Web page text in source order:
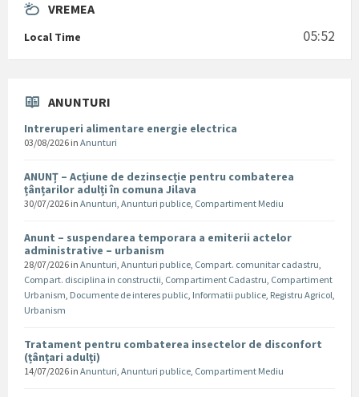
VREMEA
Local Time 05:52
ANUNTURI
Intreruperi alimentare energie electrica
03/08/2026 in Anunturi
ANUNȚ – Acțiune de dezinsecție pentru combaterea
țânțarilor adulți în comuna Jilava
30/07/2026 in Anunturi, Anunturi publice, Compartiment Mediu
Anunt – suspendarea temporara a emiterii actelor
administrative – urbanism
28/07/2026 in Anunturi, Anunturi publice, Compart. comunitar cadastru,
Compart. disciplina in constructii, Compartiment Cadastru, Compartiment
Urbanism, Documente de interes public, Informatii publice, Registru Agricol,
Urbanism
Tratament pentru combaterea insectelor de disconfort
(țânțari adulți)
14/07/2026 in Anunturi, Anunturi publice, Compartiment Mediu